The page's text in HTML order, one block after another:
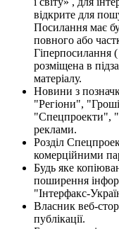
відкрите для
Посилання має
повного або
Гіперпосилання
розміщена в
матеріалу.
Новини з
"Регіони",
"Спецпроекти",
реклами.
Розділ
комерційними
Будь яке
поширення
"Інтерфакс-
Власник веб-
публікації.